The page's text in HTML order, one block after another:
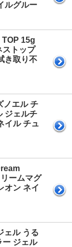
ルグルー
15g
ストップ
き取り不
ノエル チ
ジェルチ
イル チュ
ームマグ
オン ネイ
ェル うる
ー ジェル